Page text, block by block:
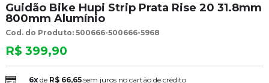
Guidão Bike Hupi Strip Prata Rise 20 31.8mm
800mm Alumínio
Cod. do Produto: 500666-500666-5968
R$ 399,90
6xde R$ 66,65 sem juros no cartão de crédito